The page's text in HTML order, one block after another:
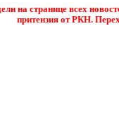
на странице всех
притензия от РКН.